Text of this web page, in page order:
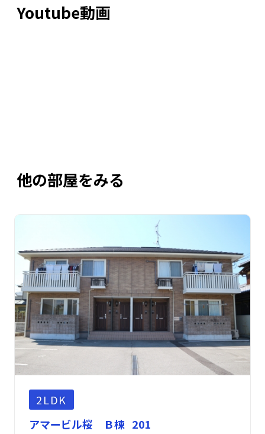
Youtube動画
他の部屋をみる
2LDK
アマービル桜 Ｂ棟 201